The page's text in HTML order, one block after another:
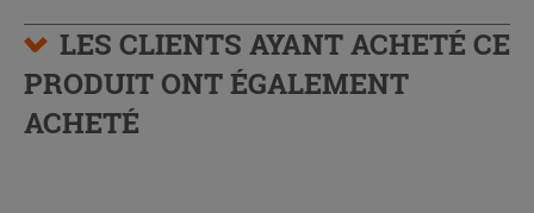
LES CLIENTS AYANT ACHETÉ CE
PRODUIT ONT ÉGALEMENT
ACHETÉ